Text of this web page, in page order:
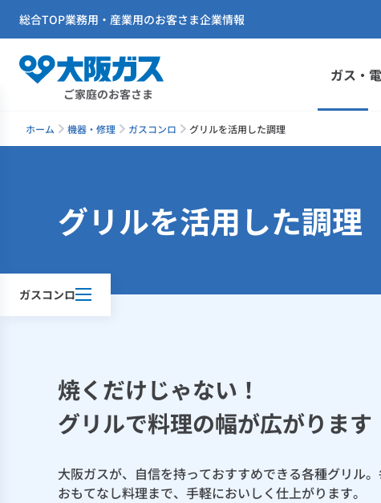
ご家庭のお客さま
ガス・
総合TOP業務用・産業用のお客さま企業情報
ホーム 機器・修理 ガスコンロ グリルを活用した調理
ガスコンロ
グリルを活用した調理
焼くだけじゃない！
グリルで料理の幅が広がります
大阪ガスが、自信を持っておすすめできる各種グリル
おもてなし料理まで、手軽においしく仕上がります。